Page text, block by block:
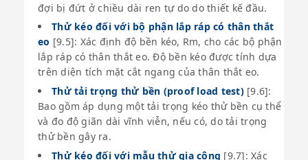
đợi bị đứt ở chiều dài ren tự do do thiết kế đầu.
Thử kéo đối với bộ phận lắp ráp có thân thắt
eo [9.5]: Xác định độ bền kéo, Rm, cho các bộ phận
lắp ráp có thân thắt eo. Độ bền kéo được tính dựa
trên diện tích mặt cắt ngang của thân thắt eo.
Thử tải trọng thử bền (proof load test)[9.6]:
Bao gồm áp dụng một tải trọng kéo thử bền cụ thể
và đo độ giãn dài vĩnh viễn, nếu có, do tải trọng
thử bền gây ra.
Thử kéo đối với mẫu thử gia công [9.7]: Xác